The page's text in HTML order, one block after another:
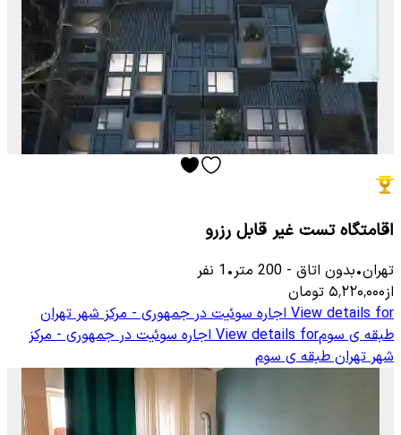
اقامتگاه تست غیر قابل رزرو
تهران•بدون اتاق -
200 متر•
1 نفر
از۵٬۲۲۰٬۰۰۰ تومان
View details for اجاره سوئیت در جمهوری - مرکز شهر تهران
طبقه ی سومView details for اجاره سوئیت در جمهوری - مرکز
شهر تهران طبقه ی سوم